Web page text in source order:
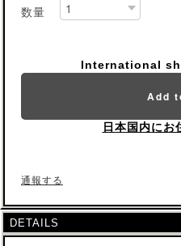
数量
International
Add
日本国内にお
通報する
DETAILS